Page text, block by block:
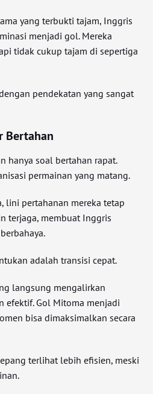
yang terbukti tajam, Inggris
menjadi gol. Mereka
tidak cukup tajam di sepertiga
pendekatan yang sangat
Bertahan
hanya soal bertahan rapat.
permainan yang matang.
lini pertahanan mereka tetap
terjaga, membuat Inggris
adalah transisi cepat.
langsung mengalirkan
efektif. Gol Mitoma menjadi
bisa dimaksimalkan secara
terlihat lebih efisien, meski